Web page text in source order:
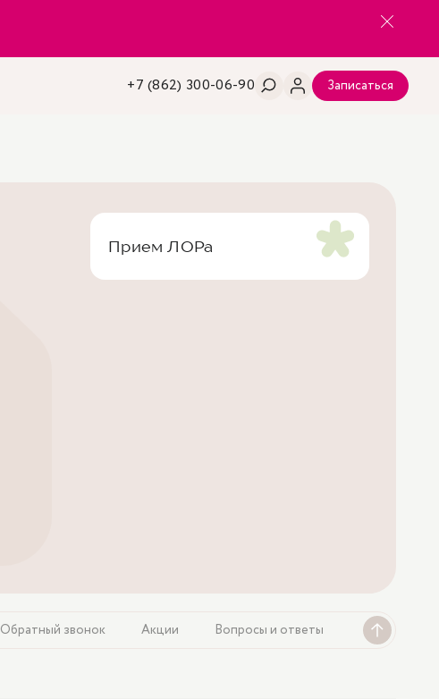
+7 (862) 300-06-90 Записаться
Прием ЛОРа
Обратный звонок Акции Вопросы и ответы